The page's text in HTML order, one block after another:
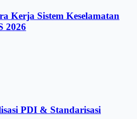
Kerja Sistem Keselamatan
2026
PDI & Standarisasi